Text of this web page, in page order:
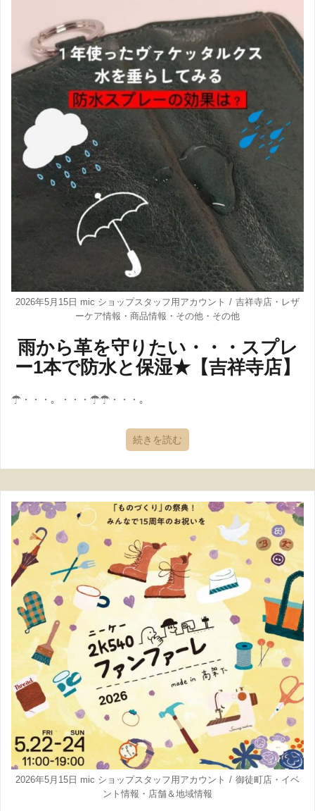
2026年5月15日 mic ショップスタッフ用アカウント 吉祥寺店 ・ レザ
ーケア情報 ・ 商品情報 ・ その他 ・ その他
雨から革を守りたい・・・スプレ
ー1本で防水と保湿★【吉祥寺店】
☂・・・。・・・☂☂・・・。
続きを読む
2026年5月15日 mic ショップスタッフ用アカウント 御徒町店 ・ イベ
ント情報 ・ 店舗＆地域情報